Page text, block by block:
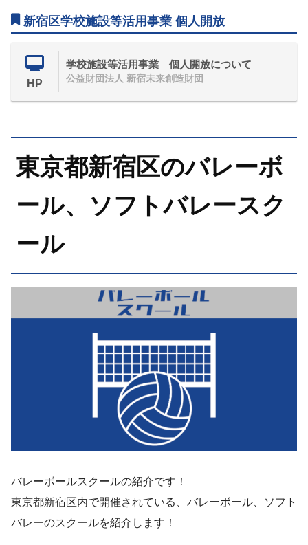
新宿区学校施設等活用事業 個人開放
HP
学校施設等活用事業 個人開放について
公益財団法人 新宿未来創造財団
東京都新宿区のバレーボ
ール、ソフトバレースク
ール
バレーボールスクールの紹介です！
東京都新宿区内で開催されている、バレーボール、ソフト
バレーのスクールを紹介します！